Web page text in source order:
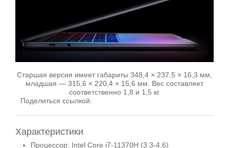
Старшая версия имеет габариты 348,4 × 237,5 × 16,3 мм,
младшая — 315,6 × 220,4 × 15,6 мм. Вес составляет
соответственно 1,8 и 1,5 кг.
Поделиться ссылкой:
Характеристики
Процессор: Intel Core i7-11370H (3,3-4,6)